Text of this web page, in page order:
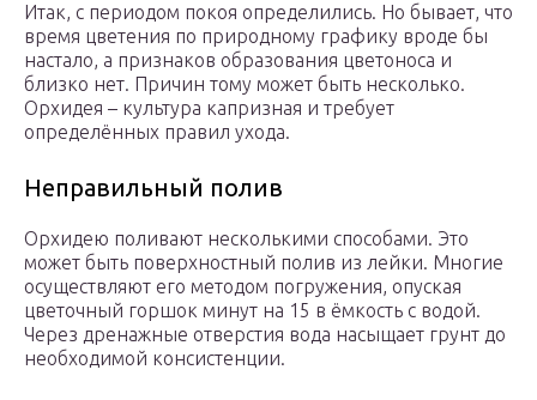
Итак, с периодом покоя определились. Но бывает, что
время цветения по природному графику вроде бы
настало, а признаков образования цветоноса и
близко нет. Причин тому может быть несколько.
Орхидея – культура капризная и требует
определённых правил ухода.
Неправильный полив
Орхидею поливают несколькими способами. Это
может быть поверхностный полив из лейки. Многие
осуществляют его методом погружения, опуская
цветочный горшок минут на 15 в ёмкость с водой.
Через дренажные отверстия вода насыщает грунт до
необходимой консистенции.